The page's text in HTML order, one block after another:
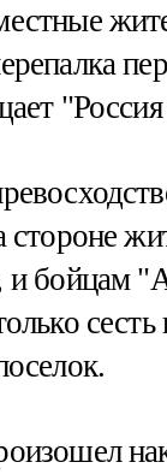
стороне
и бойцам
сесть